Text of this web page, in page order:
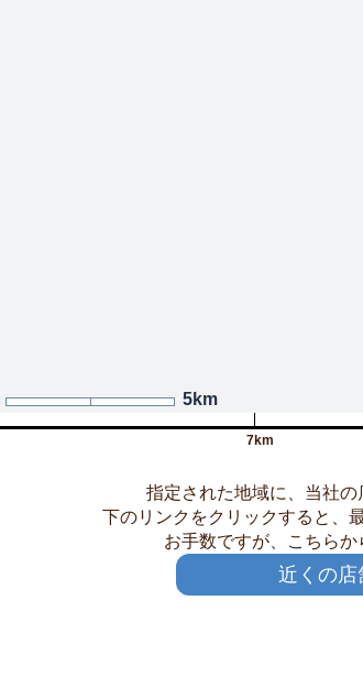
5km
7km
指定された地域に、当社の
下のリンクをクリックすると、
お手数ですが、こちらか
近くの店